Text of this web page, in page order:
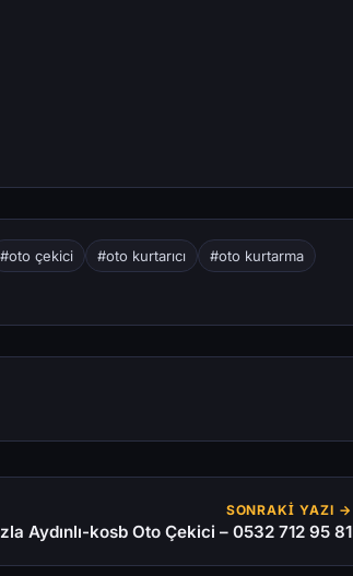
#oto çekici #oto kurtarıcı
#oto kurtarma
SONRAKI YAZI →
Aydınlı-kosb Oto Çekici – 0532 712 95 81